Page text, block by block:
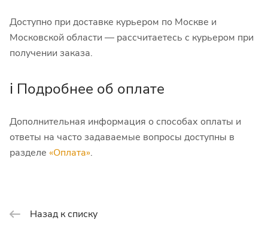
Доступно при доставке курьером по Москве и
Московской области — рассчитаетесь с курьером при
получении заказа.
ℹ️ Подробнее об оплате
Дополнительная информация о способах оплаты и
ответы на часто задаваемые вопросы доступны в
разделе «Оплата».
Назад к списку